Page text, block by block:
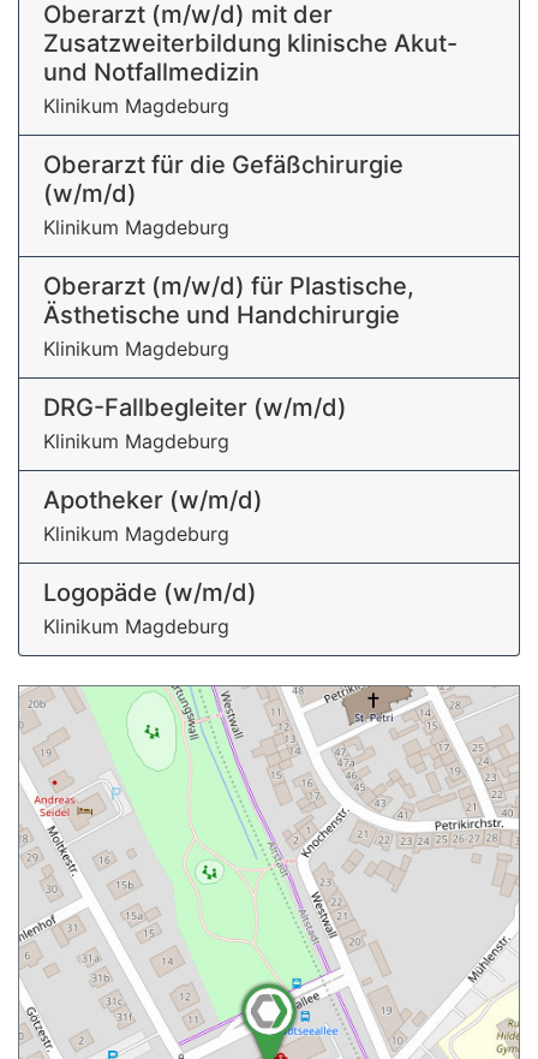
Oberarzt (m/w/d) mit der
Zusatzweiterbildung klinische Akut-
und Notfallmedizin
Klinikum Magdeburg
Oberarzt für die Gefäßchirurgie
(w/m/d)
Klinikum Magdeburg
Oberarzt (m/w/d) für Plastische,
Ästhetische und Handchirurgie
Klinikum Magdeburg
DRG-Fallbegleiter (w/m/d)
Klinikum Magdeburg
Apotheker (w/m/d)
Klinikum Magdeburg
Logopäde (w/m/d)
Klinikum Magdeburg